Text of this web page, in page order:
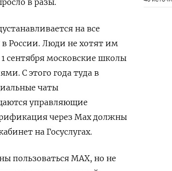
на все
России. Люди не хотят им
сентября московские школы
С этого года туда в
чаты
управляющие
через Max должны
на Госуслугах.
пользоваться МАХ, но не